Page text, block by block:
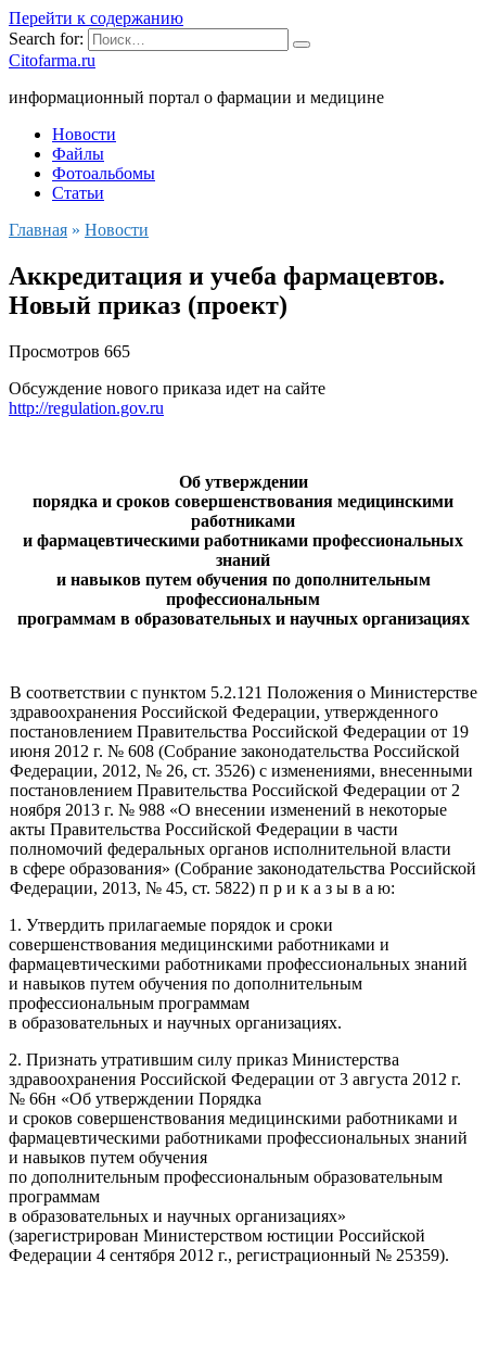
Перейти к содержанию
Search for:
Citofarma.ru
информационный портал о фармации и медицине
Новости
Файлы
Фотоальбомы
Статьи
Главная » Новости
Аккредитация и учеба фармацевтов.
Новый приказ (проект)
Просмотров 665
Обсуждение нового приказа идет на сайте
http://regulation.gov.ru
Об утверждении
порядка и сроков совершенствования медицинскими
работниками
и фармацевтическими работниками профессиональных
знаний
и навыков путем обучения по дополнительным
профессиональным
программам в образовательных и научных организациях
В соответствии с пунктом 5.2.121 Положения о Министерстве
здравоохранения Российской Федерации, утвержденного
постановлением Правительства Российской Федерации от 19
июня 2012 г. № 608 (Собрание законодательства Российской
Федерации, 2012, № 26, ст. 3526) с изменениями, внесенными
постановлением Правительства Российской Федерации от 2
ноября 2013 г. № 988 «О внесении изменений в некоторые
акты Правительства Российской Федерации в части
полномочий федеральных органов исполнительной власти
в сфере образования» (Собрание законодательства Российской
Федерации, 2013, № 45, ст. 5822) п р и к а з ы в а ю:
1. Утвердить прилагаемые порядок и сроки
совершенствования медицинскими работниками и
фармацевтическими работниками профессиональных знаний
и навыков путем обучения по дополнительным
профессиональным программам
в образовательных и научных организациях.
2. Признать утратившим силу приказ Министерства
здравоохранения Российской Федерации от 3 августа 2012 г.
№ 66н «Об утверждении Порядка
и сроков совершенствования медицинскими работниками и
фармацевтическими работниками профессиональных знаний
и навыков путем обучения
по дополнительным профессиональным образовательным
программам
в образовательных и научных организациях»
(зарегистрирован Министерством юстиции Российской
Федерации 4 сентября 2012 г., регистрационный № 25359).